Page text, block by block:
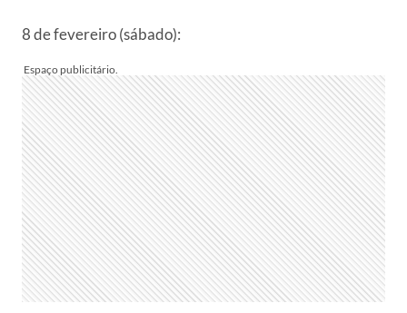
8 de fevereiro (sábado):